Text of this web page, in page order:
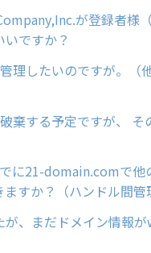
が登録者様
ですか？
理したいのですが。（
棄する予定ですが、 そ
に21-domain.comで他
すか？（ハンドル間管
、まだドメイン情報